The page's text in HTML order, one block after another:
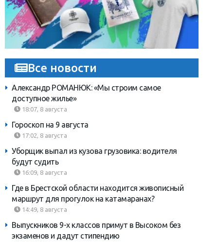
Все новости
Александр РОМАНЮК: «Мы строим самое
доступное жилье»
18:07, 8 августа
Гороскоп на 9 августа
17:02, 8 августа
Уборщик выпал из кузова грузовика: водителя
будут судить
16:09, 8 августа
Где в Брестской области находится живописный
маршрут для прогулок на катамаранах?
14:49, 8 августа
Выпускников 9-х классов примут в Высоком без
экзаменов и дадут стипендию